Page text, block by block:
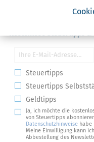
Kostenlose Steuertipps &
Steuertipps
Steuertipps
Geldtipps
Ja, ich möchte die
von Steuertipps
Datenschutzhinweise habe
Meine Einwilligung kann
Abbestellung des